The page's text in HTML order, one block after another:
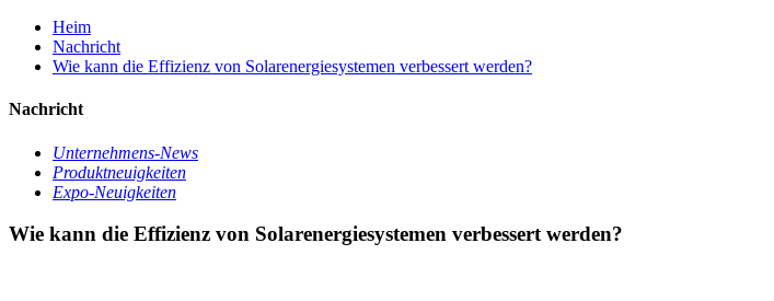
Heim
Nachricht
Wie kann die Effizienz von Solarenergiesystemen verbessert werden?
Nachricht
Unternehmens-News
Produktneuigkeiten
Expo-Neuigkeiten
Wie kann die Effizienz von Solarenergiesystemen verbessert werden?